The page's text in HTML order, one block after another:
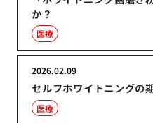
か？
医療
セルフホワイトニングの
2026.02.09
医療